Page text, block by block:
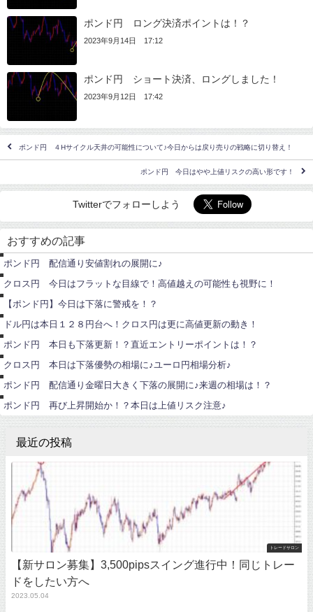
ポンド円 ロング決済ポイントは！？
2023年9月14日 17:12
ポンド円 ショート決済、ロングしました！
2023年9月12日 17:42
ポンド円 ４Hサイクル天井の可能性について♪今日からは戻り売りの戦略に切り替え！
ポンド円 今日はやや上値リスクの高い形です！
Twitterでフォローしよう
おすすめの記事
ポンド円 配信通り安値割れの展開に♪
クロス円 今日はフラットな目線で！高値越えの可能性も視野に！
【ポンド円】今日は下落に警戒を！？
ドル円は本日１２８円台へ！クロス円は更に高値更新の動き！
ポンド円 本日も下落更新！？直近エントリーポイントは！？
クロス円 本日は下落優勢の相場に♪ユーロ円相場分析♪
ポンド円 配信通り金曜日大きく下落の展開に♪来週の相場は！？
ポンド円 再び上昇開始か！？本日は上値リスク注意♪
最近の投稿
トレードサロン
【新サロン募集】3,500pipsスイング進行中！同じトレー
ドをしたい方へ
2023.05.04